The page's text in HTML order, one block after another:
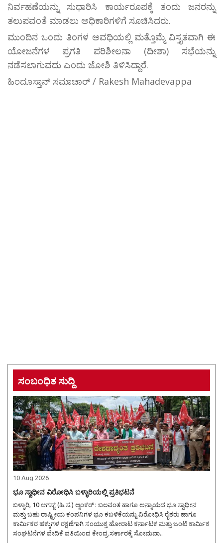
ನಿರ್ವಹಣೆಯನ್ನು ಸುಧಾರಿಸಿ ಕಾರ್ಯರೂಪಕ್ಕೆ ತಂದು ಜನರನ್ನು
ತಲುಪವಂತೆ ಮಾಡಲು ಅಧಿಕಾರಿಗಳಿಗೆ ಸೂಚಿಸಿದರು.
ಮುಂದಿನ ಒಂದು ತಿಂಗಳ ಅವಧಿಯಲ್ಲಿ ಮತ್ತೊಮ್ಮೆ ವಿಸ್ತೃತವಾಗಿ ಈ
ಯೋಜನೆಗಳ ಪ್ರಗತಿ ಪರಿಶೀಲನಾ (ದೀಶಾ) ಸಭೆಯನ್ನು
ನಡೆಸಲಾಗುವದು ಎಂದು ಜೋಶಿ ತಿಳಿಸಿದ್ದಾರೆ.
ಹಿಂದೂಸ್ತಾನ್ ಸಮಾಚಾರ್ / Rakesh Mahadevappa
ಸಂಬಂಧಿತ ಸುದ್ದಿ
10 Aug 2026
ಭೂ ಸ್ವಾಧೀನ ವಿರೋಧಿಸಿ ಬಳ್ಳಾರಿಯಲ್ಲಿ ಪ್ರತಿಭಟನೆ
ಬಳ್ಳಾರಿ, 10 ಆಗಸ್ಟ್ (ಹಿ.ಸ.) ಆ್ಯಂಕರ್ : ಬಲವಂತ ಹಾಗೂ ಅನ್ಯಾಯದ ಭೂ ಸ್ವಾಧೀನ
ಮತ್ತು ಬಹು ರಾಷ್ಟ್ರೀಯ ಕಂಪನಿಗಳ ಭೂ ಕಬಳಿಕೆಯನ್ನು ವಿರೋಧಿಸಿ ರೈತರು ಹಾಗೂ
ಕಾರ್ಮಿಕರ ಹಕ್ಕುಗಳ ರಕ್ಷಣೆಗಾಗಿ ಸಂಯುಕ್ತ ಹೋರಾಟ ಕರ್ನಾಟಕ ಮತ್ತು ಜಂಟಿ ಕಾರ್ಮಿಕ
ಸಂಘಟನೆಗಳ ವೇದಿಕೆ ವತಿಯಿಂದ ಕೇಂದ್ರ ಸರ್ಕಾರಕ್ಕೆ ಸೋಮವಾ..